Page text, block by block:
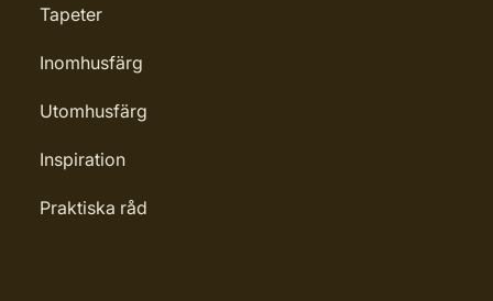
Tapeter
Inomhusfärg
Utomhusfärg
Inspiration
Praktiska råd